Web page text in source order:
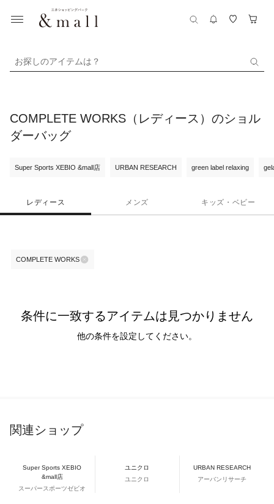
お探しのアイテムは？
COMPLETE WORKS（レディース）のショル
ダーバッグ
Super Sports XEBIO &mall店 URBAN RESEARCH green label relaxing
レディース メンズ キッズ・ベビー
COMPLETE WORKS
条件に一致するアイテムは見つかりません
他の条件を設定してください。
関連ショップ
Super Sports XEBIO
&mall店
スーパースポーツゼビオ
ユニクロ
ユニクロ
URBAN RESEARCH
アーバンリサーチ